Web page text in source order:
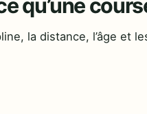
qu’une
la distance, l’âge et